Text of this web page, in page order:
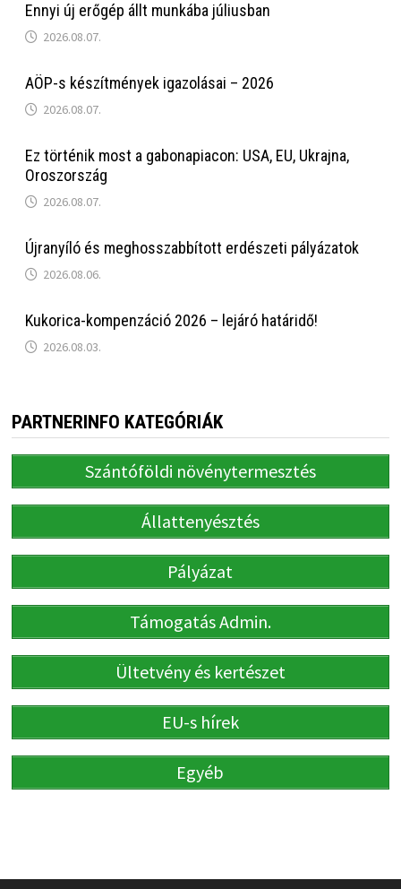
Ennyi új erőgép állt munkába júliusban
2026.08.07.
AÖP-s készítmények igazolásai – 2026
2026.08.07.
Ez történik most a gabonapiacon: USA, EU, Ukrajna,
Oroszország
2026.08.07.
Újranyíló és meghosszabbított erdészeti pályázatok
2026.08.06.
Kukorica-kompenzáció 2026 – lejáró határidő!
2026.08.03.
PARTNERINFO KATEGÓRIÁK
Szántóföldi növénytermesztés
Állattenyésztés
Pályázat
Támogatás Admin.
Ültetvény és kertészet
EU-s hírek
Egyéb